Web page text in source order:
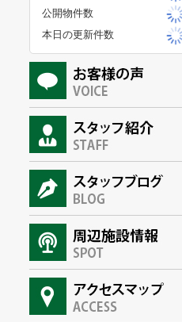
公開物件数
本日の更新件数